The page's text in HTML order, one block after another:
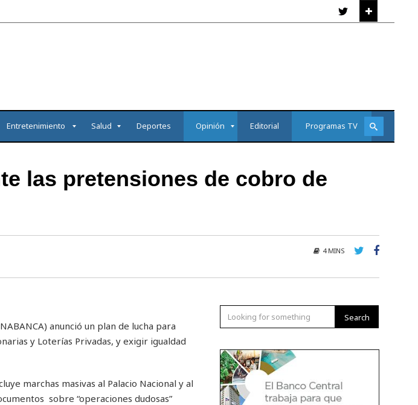
Entretenimiento Salud Deportes Opinión Editorial Programas TV
las pretensiones de cobro de
4 MINS
anunció un plan de lucha para
y Loterías Privadas, y exigir igualdad
marchas masivas al Palacio Nacional y al
sobre “operaciones dudosas”
Search